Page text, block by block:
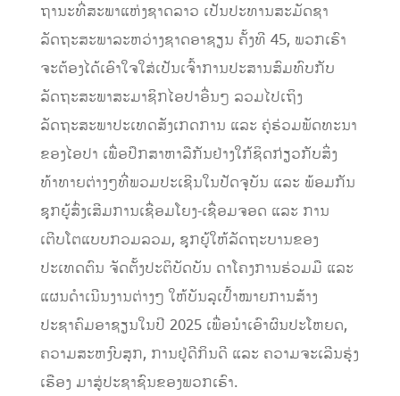
ຖານະທີ່ສະພາແຫ່ງຊາດລາວ ເປັນປະທານສະມັດຊາ
ລັດຖະສະພາລະຫວ່າງຊາດອາຊຽນ ຄັ້ງທີ 45, ພວກເຮົາ
ຈະຕ້ອງໄດ້ເອົາໃຈໃສ່ເປັນເຈົ້າການປະສານສົມທົບກັບ
ລັດຖະສະພາສະມາຊິກໄອປາອື່ນໆ ລວມໄປເຖິງ
ລັດຖະສະພາປະເທດສັງເກດການ ແລະ ຄູ່ຮ່ວມພັດທະນາ
ຂອງໄອປາ ເພື່ອປຶກສາຫາລືກັນຢ່າງໃກ້ຊິດກ່ຽວກັບສິ່ງ
ທ້າທາຍຕ່າງໆທີ່ພວມປະເຊີນໃນປັດຈຸບັນ ແລະ ພ້ອມກັນ
ຊຸກຍູ້ສົ່ງເສີມການເຊື່ອມໂຍງ-ເຊື່ອມຈອດ ແລະ ການ
ເຕີບໂຕແບບກວມລວມ, ຊຸກຍູ້ໃຫ້ລັດຖະບານຂອງ
ປະເທດຕົນ ຈັດຕັ້ງປະຕິບັດບັນ ດາໂຄງການຮ່ວມມື ແລະ
ແຜນດຳເນີນງານຕ່າງໆ ໃຫ້ບັນລຸເປົ້າໝາຍການສ້າງ
ປະຊາຄົມອາຊຽນໃນປີ 2025 ເພື່ອນຳເອົາຜົນປະໂຫຍດ,
ຄວາມສະຫງົບສຸກ, ການຢູ່ດີກິນດີ ແລະ ຄວາມຈະເລີນຮຸ່ງ
ເຮືອງ ມາສູ່ປະຊາຊົນຂອງພວກເຮົາ.